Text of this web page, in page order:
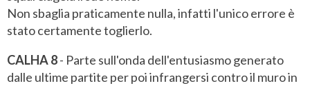
Non sbaglia praticamente nulla, infatti l'unico errore è
stato certamente toglierlo.
CALHA 8- Parte sull'onda dell'entusiasmo generato
dalle ultime partite per poi infrangersi contro il muro in